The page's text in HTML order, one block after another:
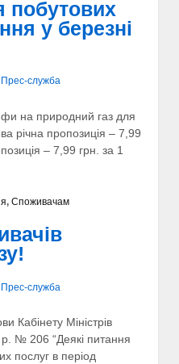
побутових
у березні
Прес-служба
на природний газ для
річна пропозиція – 7,99
– 7,99 грн. за 1
, Споживачам
Прес-служба
Міністрів
№ 206 “Деякі питання
послуг в період